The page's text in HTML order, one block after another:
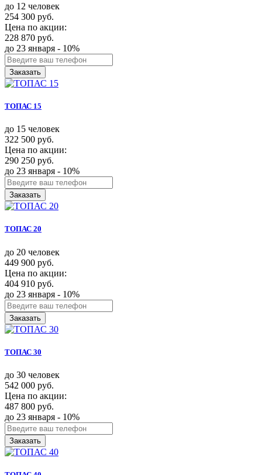
до 12 человек
254 300 руб.
Цена по акции:
228 870 руб.
до 23 января - 10%
Заказать
ТОПАС 15
до 15 человек
322 500 руб.
Цена по акции:
290 250 руб.
до 23 января - 10%
Заказать
ТОПАС 20
до 20 человек
449 900 руб.
Цена по акции:
404 910 руб.
до 23 января - 10%
Заказать
ТОПАС 30
до 30 человек
542 000 руб.
Цена по акции:
487 800 руб.
до 23 января - 10%
Заказать